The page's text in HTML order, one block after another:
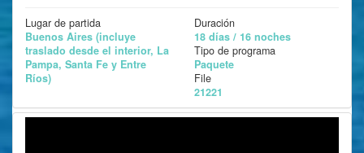
Lugar de partida
Buenos Aires (incluye
traslado desde el interior, La
Pampa, Santa Fe y Entre
Ríos)
Duración
18 días / 16 noches
Tipo de programa
Paquete
File
21221